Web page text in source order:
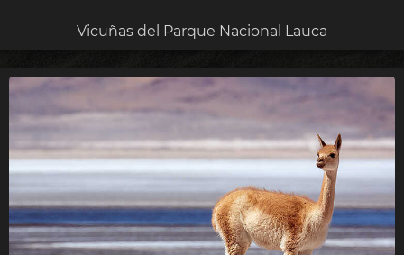
Vicuñas del Parque Nacional Lauca